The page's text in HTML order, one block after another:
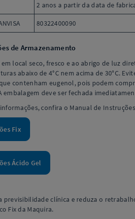
2 anos a partir da data de
80322400090
de Armazenamento
local seco, fresco e ao abrigo de luz
abaixo de 4°C nem acima de 30°C.
contenham eugenol, pois podem
embalagem deve ser fechada
confira o Manual de
Fix
Ácido Gel
previsibilidade clínica e reduza o
Fix da Maquira.